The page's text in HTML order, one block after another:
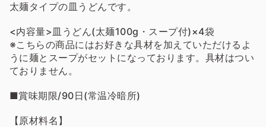
太麺タイプの皿うどんです。
<内容量>皿うどん(太麺100g・スープ付)×4袋
※こちらの商品にはお好きな具材を加えていただけるよ
うに麺とスープがセットになっております。具材はつい
ておりません。
■賞味期限/90日(常温冷暗所)
【原材料名】